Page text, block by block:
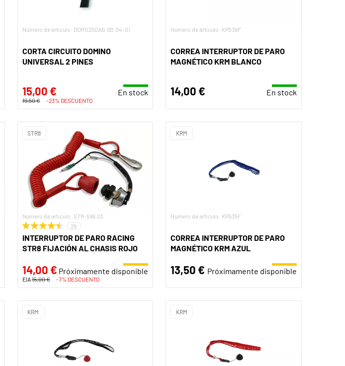
Número de artículo: DOM0250AB.9B.04-01
CORTA CIRCUITO DOMINO
UNIVERSAL 2 PINES
15,00 € En stock
19,50 € -23% DESCUENTO
Número de artículo: KR536F
CORREA INTERRUPTOR DE PARO
MAGNÉTICO KRM BLANCO
14,00 € En stock
STR8
Número de artículo: STR-596.23
29
INTERRUPTOR DE PARO RACING
STR8 FIJACIÓN AL CHASIS ROJO
14,00 € Próximamente disponible
EIA15,00 € -7% DESCUENTO
KRM
Número de artículo: KR535F
CORREA INTERRUPTOR DE PARO
MAGNÉTICO KRM AZUL
13,50 € Próximamente disponible
KRM KRM